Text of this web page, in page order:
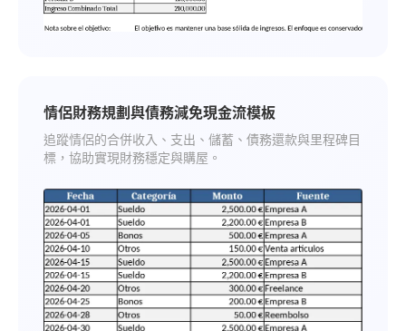
情侶財務規劃與債務減免現金流模板
追蹤情侶的合併收入、支出、儲蓄、債務還款與里程碑目
標，協助實現財務穩定與購屋。